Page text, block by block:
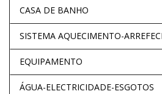
CASA DE BANHO
SISTEMA AQUECIMENTO-
EQUIPAMENTO
ÁGUA-ELECTRICIDADE-ESGOTOS